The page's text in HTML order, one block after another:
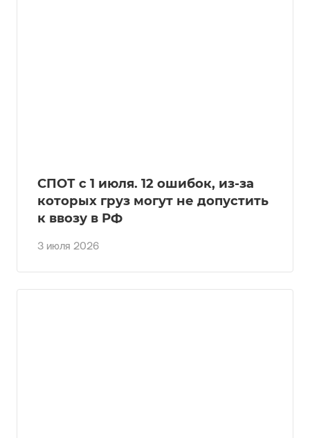
3 июля 2026
СПОТ с 1 июля. 12 ошибок, из-за
которых груз могут не допустить
к ввозу в РФ